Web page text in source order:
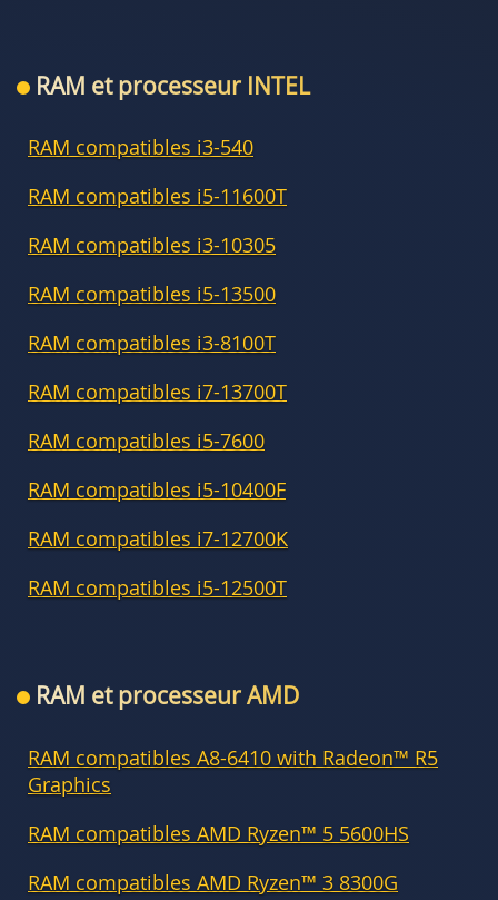
RAM et processeur INTEL
RAM compatibles i3-540
RAM compatibles i5-11600T
RAM compatibles i3-10305
RAM compatibles i5-13500
RAM compatibles i3-8100T
RAM compatibles i7-13700T
RAM compatibles i5-7600
RAM compatibles i5-10400F
RAM compatibles i7-12700K
RAM compatibles i5-12500T
RAM et processeur AMD
RAM compatibles A8-6410 with Radeon™ R5
Graphics
RAM compatibles AMD Ryzen™ 5 5600HS
RAM compatibles AMD Ryzen™ 3 8300G